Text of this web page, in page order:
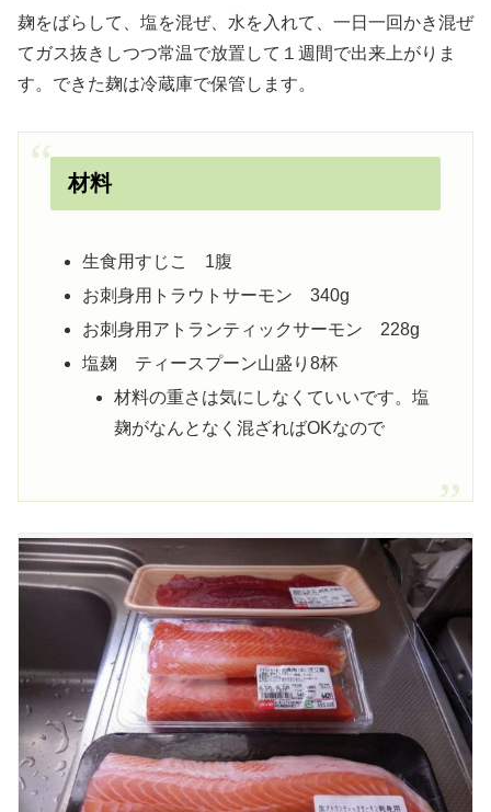
麹をばらして、塩を混ぜ、水を入れて、一日一回かき混ぜ
てガス抜きしつつ常温で放置して１週間で出来上がりま
す。できた麹は冷蔵庫で保管します。
材料
生食用すじこ 1腹
お刺身用トラウトサーモン 340g
お刺身用アトランティックサーモン 228g
塩麹 ティースプーン山盛り8杯
材料の重さは気にしなくていいです。塩
麹がなんとなく混ざればOKなので